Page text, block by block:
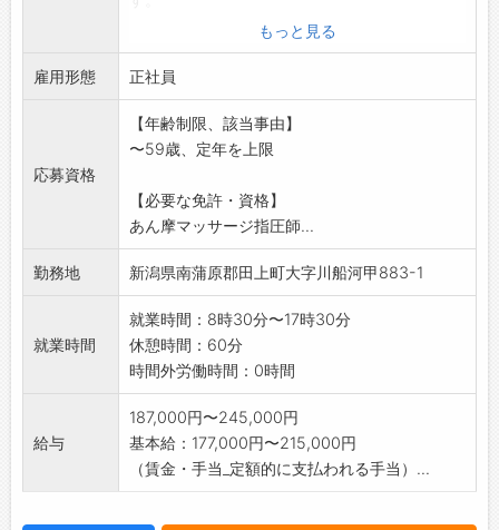
・マッサージの実施・評価
・その他、上記業務に付随する業務全般
・社有車使用あり
変更範囲:会社の定める業務
もっと見る
雇用形態 正社員
応募資格
【年齢制限、該当事由】
〜59歳、定年を上限
【必要な免許・資格】
あん摩マッサージ指圧師...
勤務地 新潟県南蒲原郡田上町大字川船河甲883-1
就業時間
就業時間：8時30分〜17時30分
休憩時間：60分
時間外労働時間：0時間
給与
187,000円〜245,000円
基本給：177,000円〜215,000円
（賃金・手当_定額的に支払われる手当）...